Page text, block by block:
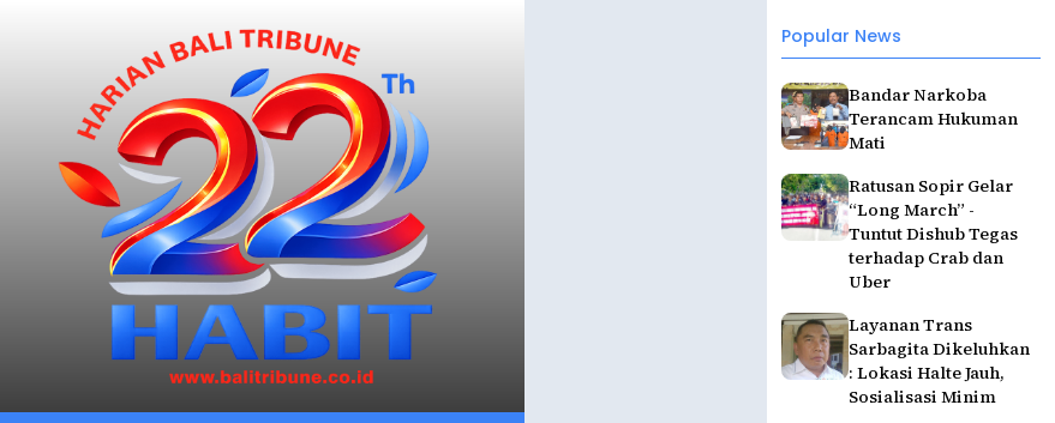
Popular News
Bandar Narkoba
Terancam Hukuman
Mati
Ratusan Sopir Gelar
“Long March” -
Tuntut Dishub Tegas
terhadap Crab dan
Uber
Layanan Trans
Sarbagita Dikeluhkan
: Lokasi Halte Jauh,
Sosialisasi Minim